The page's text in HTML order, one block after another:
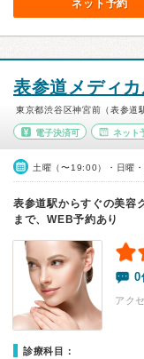
ネット予約
表参道メディ
東京都渋谷区神宮前（表参道
電子決済可 ネット
土曜（〜19:00）・日曜・
表参道駅からすぐの美容
まで、WEB予約あり
0
アク
診療科目：